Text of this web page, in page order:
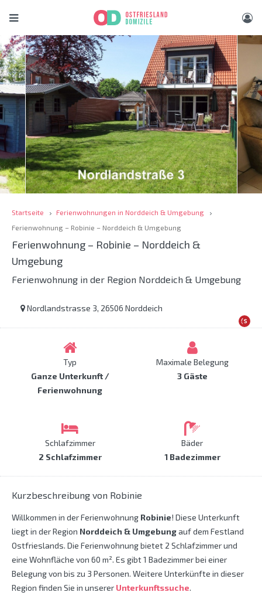
Startseite
Ferienwohnungen in Norddeich & Umgebung
Ferienwohnung – Robinie – Norddeich & Umgebung
Ferienwohnung – Robinie – Norddeich &
Umgebung
Ferienwohnung in der Region Norddeich & Umgebung
Nordlandstrasse 3, 26506 Norddeich
Typ
Ganze Unterkunft /
Ferienwohnung
Maximale Belegung
3 Gäste
Schlafzimmer
2 Schlafzimmer
Bäder
1 Badezimmer
Kurzbeschreibung von Robinie
Willkommen in der Ferienwohnung Robinie! Diese Unterkunft
liegt in der Region Norddeich & Umgebungauf dem Festland
Ostfrieslands. Die Ferienwohnung bietet 2 Schlafzimmer und
eine Wohnfläche von 60 m². Es gibt 1 Badezimmer bei einer
Belegung von bis zu 3 Personen. Weitere Unterkünfte in dieser
Region finden Sie in unserer Unterkunftssuche.